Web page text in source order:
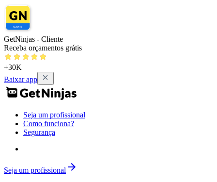
GetNinjas - Cliente
Receba orçamentos grátis
+30K
Baixar app
Seja um profissional
Como funciona?
Segurança
Seja um profissional